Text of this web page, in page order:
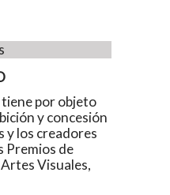
por objeto
y concesión
y los creadores
Premios de
Visuales,